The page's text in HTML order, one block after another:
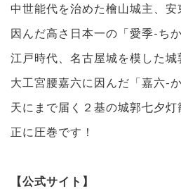
中世能代を治めた檜山城主、
因んだ高さ日本一の「愛季-ち
江戸時代、名古屋城を模した
大工宮腰嘉六に因んだ「嘉六-
天にまで届く２基の城郭七夕
正に圧巻です！
【公式サイト】